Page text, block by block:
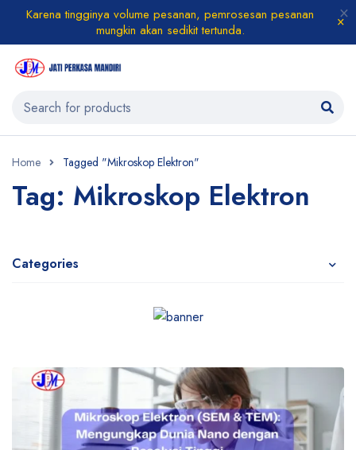
Karena tingginya volume pesanan, pemrosesan pesanan
mungkin akan sedikit tertunda.
Home Tagged "Mikroskop Elektron"
Tag: Mikroskop Elektron
Categories